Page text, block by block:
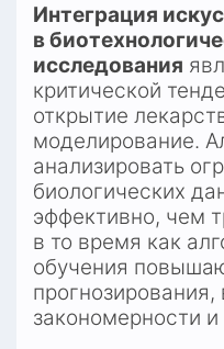
Интеграция
в
исследования
критической
открытие
моделирование.
анализировать
биологических
эффективно, чем
в то время как
обучения
прогнозирования,
закономерности